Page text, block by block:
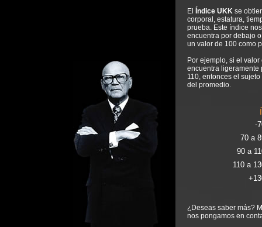
El
Índice UKK se
corporal, estatura,
prueba. Este índice
encuentra por debajo
un valor de 100 como
Por ejemplo, si el
encuentra ligeramente
110, entonces el
del promedio.
-
70 a
90 a
110 a
¿Deseas saber más?
nos pongamos en